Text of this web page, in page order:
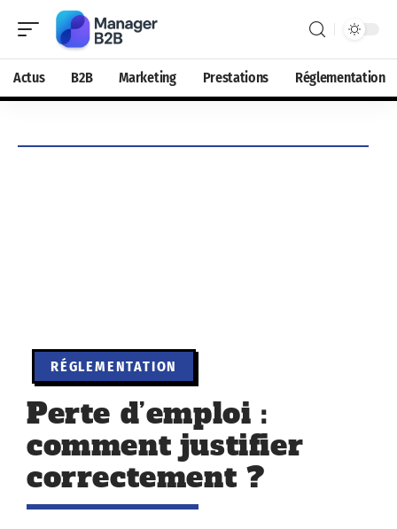
Actus B2B Marketing Prestations Réglementation
RÉGLEMENTATION
Perte d’emploi :
comment justifier
correctement ?